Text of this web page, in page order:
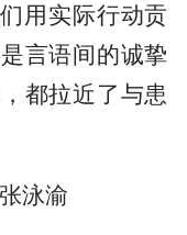
用实际行动贡
言语间的诚挚
都拉近了与患
泳渝